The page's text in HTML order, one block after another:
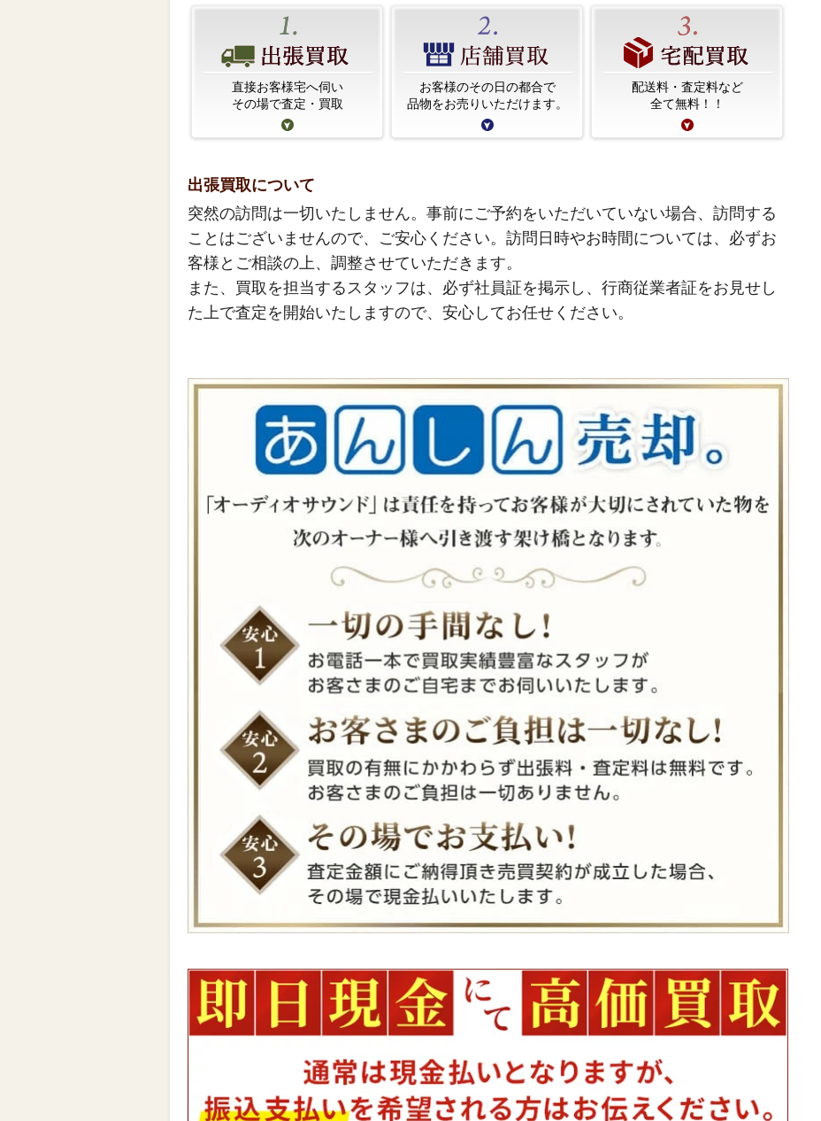
直接お客様宅へ伺い
その場で査定・買取
お客様のその日の都合で
品物をお売りいただけます。
配送料・査定料など
全て無料！！
出張買取について
突然の訪問は一切いたしません。事前にご予約をいただいていない場合、訪問する
ことはございませんので、ご安心ください。訪問日時やお時間については、必ずお
客様とご相談の上、調整させていただきます。
また、買取を担当するスタッフは、必ず社員証を掲示し、行商従業者証をお見せし
た上で査定を開始いたしますので、安心してお任せください。